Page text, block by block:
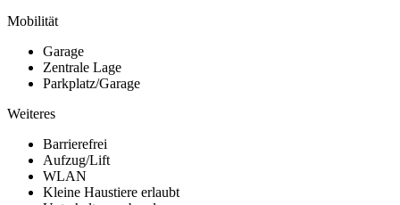
Mobilität
Garage
Zentrale Lage
Parkplatz/Garage
Weiteres
Barrierefrei
Aufzug/Lift
WLAN
Kleine Haustiere erlaubt